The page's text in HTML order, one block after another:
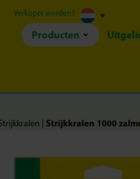
Verkoper worden?
Producten
Strijkkralen 1000